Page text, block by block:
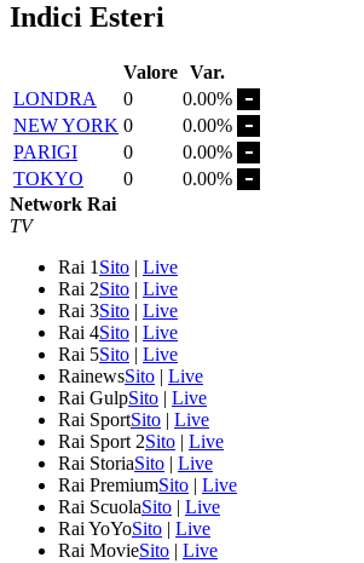
Indici Esteri
Valore Var.
LONDRA
0
0.00%
NEW YORK 0
0.00%
PARIGI
0
0.00%
TOKYO
0
0.00%
Network Rai
TV
Rai 1 Sito | Live
Rai 2Sito | Live
Rai 3Sito | Live
Rai 4Sito | Live
Rai 5Sito | Live
RainewsSito | Live
Rai GulpSito | Live
Rai SportSito | Live
Rai Sport 2Sito | Live
Rai StoriaSito | Live
Rai PremiumSito | Live
Rai ScuolaSito | Live
Rai YoYoSito | Live
Rai MovieSito | Live